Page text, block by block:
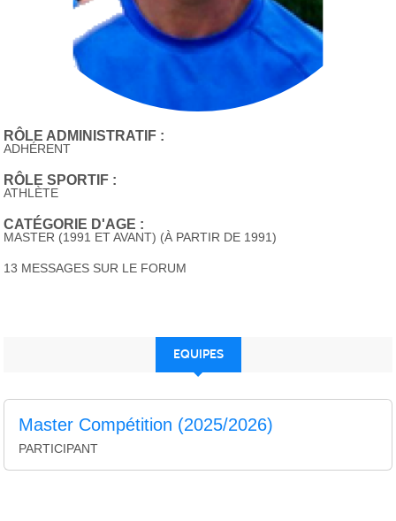
RÔLE ADMINISTRATIF :
ADHÉRENT
RÔLE SPORTIF :
ATHLÈTE
CATÉGORIE D'AGE :
MASTER (1991 ET AVANT) (À PARTIR DE 1991)
13 MESSAGES SUR LE FORUM
EQUIPES
Master Compétition (2025/2026)
PARTICIPANT